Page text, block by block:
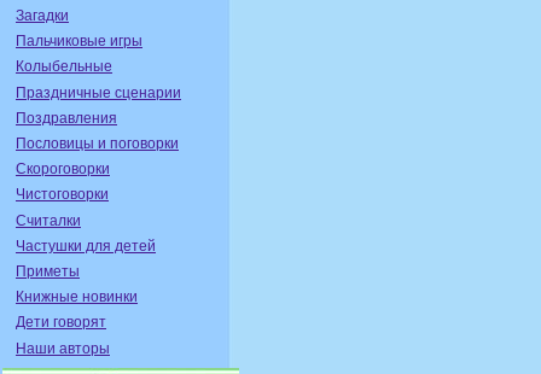
Загадки
Пальчиковые игры
Колыбельные
Праздничные сценарии
Поздравления
Пословицы и поговорки
Скороговорки
Чистоговорки
Считалки
Частушки для детей
Приметы
Книжные новинки
Дети говорят
Наши авторы